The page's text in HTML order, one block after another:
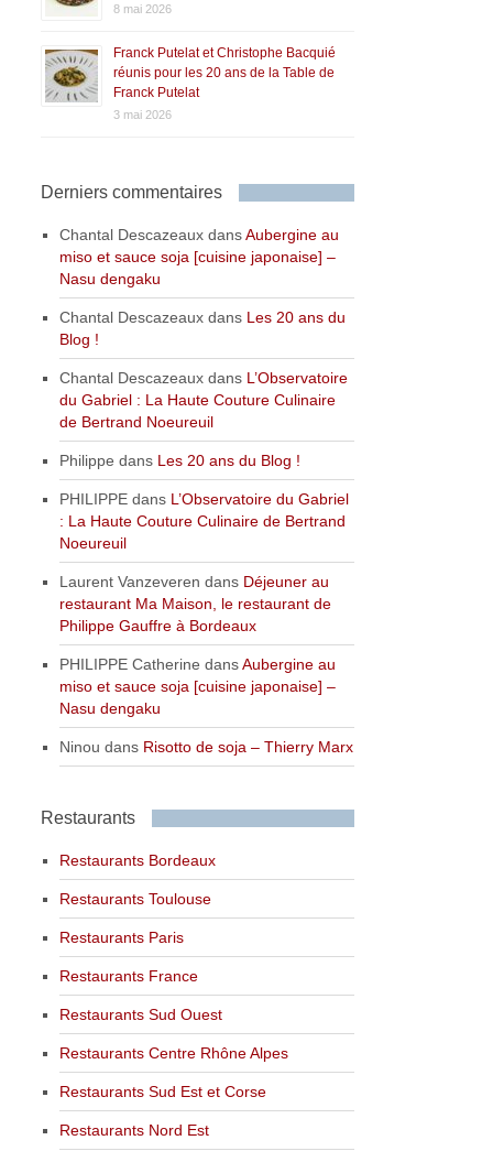
8 mai 2026
Franck Putelat et Christophe Bacquié
réunis pour les 20 ans de la Table de
Franck Putelat
3 mai 2026
Derniers commentaires
Chantal Descazeaux dansAubergine au
miso et sauce soja [cuisine japonaise] –
Nasu dengaku
Chantal Descazeaux dans Les 20 ans du
Blog !
Chantal Descazeaux dans L’Observatoire
du Gabriel : La Haute Couture Culinaire
de Bertrand Noeureuil
Philippe dans Les 20 ans du Blog !
PHILIPPE dans L’Observatoire du Gabriel
: La Haute Couture Culinaire de Bertrand
Noeureuil
Laurent Vanzeveren dans Déjeuner au
restaurant Ma Maison, le restaurant de
Philippe Gauffre à Bordeaux
PHILIPPE Catherine dansAubergine au
miso et sauce soja [cuisine japonaise] –
Nasu dengaku
Ninou dans Risotto de soja – Thierry Marx
Restaurants
Restaurants Bordeaux
Restaurants Toulouse
Restaurants Paris
Restaurants France
Restaurants Sud Ouest
Restaurants Centre Rhône Alpes
Restaurants Sud Est et Corse
Restaurants Nord Est